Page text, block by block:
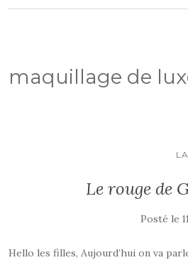
maquillage de
Le rouge de
Posté le
Hello les filles, Aujourd’hui on va